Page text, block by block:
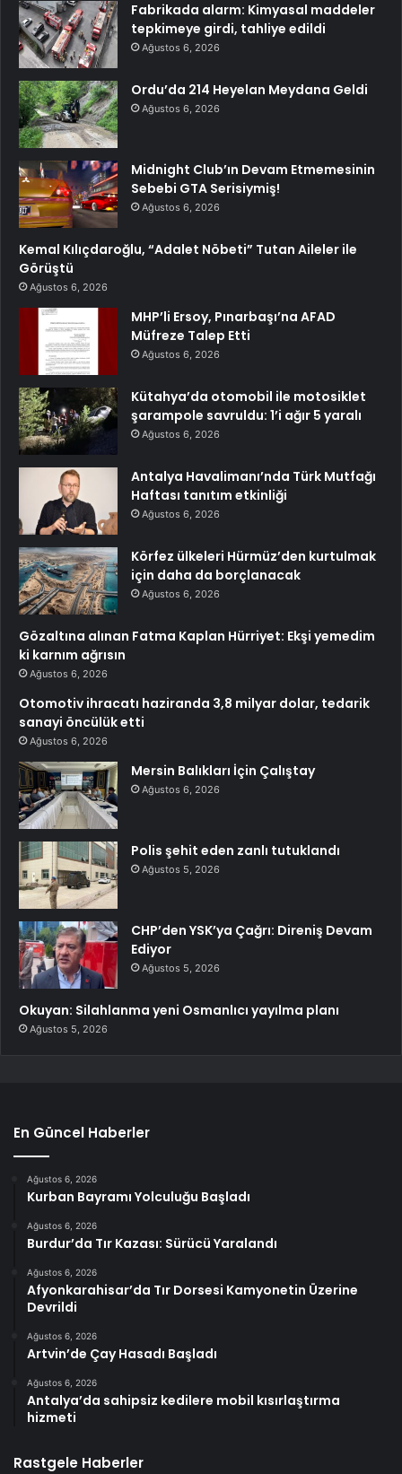
Fabrikada alarm: Kimyasal maddeler
tepkimeye girdi, tahliye edildi
Ağustos 6, 2026
Ordu’da 214 Heyelan Meydana Geldi
Ağustos 6, 2026
Midnight Club’ın Devam Etmemesinin
Sebebi GTA Serisiymiş!
Ağustos 6, 2026
Kemal Kılıçdaroğlu, “Adalet Nöbeti” Tutan Aileler ile
Görüştü
Ağustos 6, 2026
MHP’li Ersoy, Pınarbaşı’na AFAD
Müfreze Talep Etti
Ağustos 6, 2026
Kütahya’da otomobil ile motosiklet
şarampole savruldu: 1’i ağır 5 yaralı
Ağustos 6, 2026
Antalya Havalimanı’nda Türk Mutfağı
Haftası tanıtım etkinliği
Ağustos 6, 2026
Körfez ülkeleri Hürmüz’den kurtulmak
için daha da borçlanacak
Ağustos 6, 2026
Gözaltına alınan Fatma Kaplan Hürriyet: Ekşi yemedim
ki karnım ağrısın
Ağustos 6, 2026
Otomotiv ihracatı haziranda 3,8 milyar dolar, tedarik
sanayi öncülük etti
Ağustos 6, 2026
Mersin Balıkları İçin Çalıştay
Ağustos 6, 2026
Polis şehit eden zanlı tutuklandı
Ağustos 5, 2026
CHP’den YSK’ya Çağrı: Direniş Devam
Ediyor
Ağustos 5, 2026
Okuyan: Silahlanma yeni Osmanlıcı yayılma planı
Ağustos 5, 2026
En Güncel Haberler
Ağustos 6, 2026
Kurban Bayramı Yolculuğu Başladı
Ağustos 6, 2026
Burdur’da Tır Kazası: Sürücü Yaralandı
Ağustos 6, 2026
Afyonkarahisar’da Tır Dorsesi Kamyonetin Üzerine
Devrildi
Ağustos 6, 2026
Artvin’de Çay Hasadı Başladı
Ağustos 6, 2026
Antalya’da sahipsiz kedilere mobil kısırlaştırma
hizmeti
Rastgele Haberler